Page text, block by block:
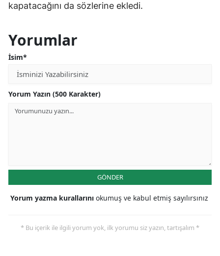
kapatacağını da sözlerine ekledi.
Yorumlar
İsim*
Yorum Yazın (500 Karakter)
GÖNDER
Yorum yazma kurallarını okumuş ve kabul etmiş sayılırsınız
* Bu içerik ile ilgili yorum yok, ilk yorumu siz yazın, tartışalım *